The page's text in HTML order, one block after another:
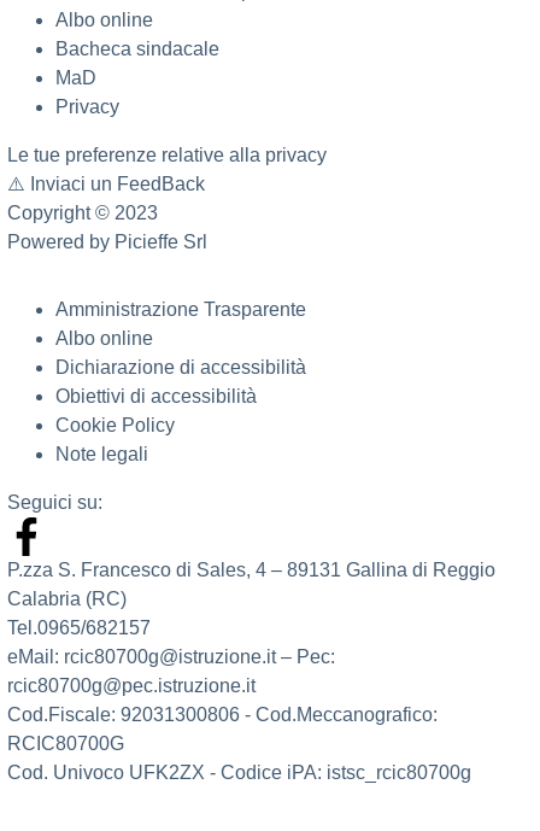
Albo online
Bacheca sindacale
MaD
Privacy
Le tue preferenze relative alla privacy
⚠️ Inviaci un FeedBack
Copyright © 2023
Powered by Picieffe Srl
Amministrazione Trasparente
Albo online
Dichiarazione di accessibilità
Obiettivi di accessibilità
Cookie Policy
Note legali
Seguici su:
P.zza S. Francesco di Sales, 4 – 89131 Gallina di Reggio
Calabria (RC)
Tel.0965/682157
eMail: rcic80700g@istruzione.it – Pec:
rcic80700g@pec.istruzione.it
Cod.Fiscale: 92031300806 - Cod.Meccanografico:
RCIC80700G
Cod. Univoco UFK2ZX - Codice iPA: istsc_rcic80700g